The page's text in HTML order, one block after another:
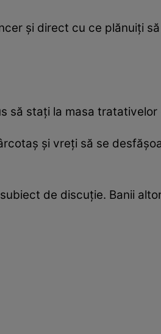
și direct cu ce plănuiți
să stați la masa
și vreți să se
de discuție. Banii